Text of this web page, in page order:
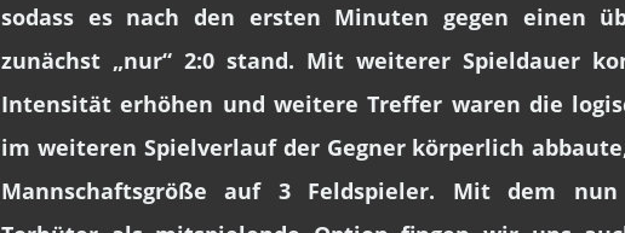
sodass es nach den ersten Minuten gegen einen
zunächst „nur“ 2:0 stand. Mit weiterer Spieldauer
Intensität erhöhen und weitere Treffer waren die
im weiteren Spielverlauf der Gegner körperlich
Mannschaftsgröße auf 3 Feldspieler. Mit dem